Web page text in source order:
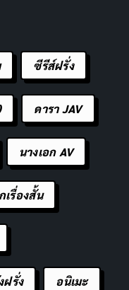
Saho Shinozaki ได้
เด็ก และการตัดสินใจ
มฝันที่มีมานาน แม้จะ
ว่าเธอมีความมุ่งมั่น
างดี
ขึ้นในวันที่ 9 มิถุนายน
192 ภายใต้
ต์ชื่อดังของค่าย Idea
นานมาแล้วหลายคน
ถือเป็นการการันตี
ซีรีส์ฝรั่ง
ดารา JAV
นางเอก AV
เรื่องสั้น
ฝรั่ง อนิเมะ